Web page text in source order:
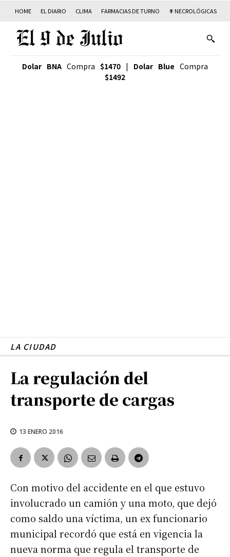
HOME EL DIARIO CLIMA FARMACIAS DE TURNO ✟ NECROLÓGICAS
Dolar BNA Compra $1470 | Dolar Blue Compra
$1492
LA CIUDAD
La regulación del
transporte de cargas
13 ENERO 2016
Con motivo del accidente en el que estuvo
involucrado un camión y una moto, que dejó
como saldo una víctima, un ex funcionario
municipal recordó que está en vigencia la
nueva norma que regula el transporte de